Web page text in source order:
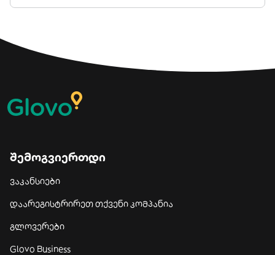
შემოგვიერთდი
ვაკანსიები
დაარეგისტრირეთ თქვენი კომპანია
გლოვერები
Glovo Business